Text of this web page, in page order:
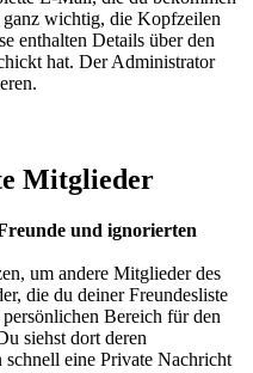
wichtig, die Kopfzeilen
enthalten Details über den
hat. Der Administrator
Mitglieder
und ignorierten
um andere Mitglieder des
die du deiner Freundesliste
Bereich für den
siehst dort deren
eine Private Nachricht